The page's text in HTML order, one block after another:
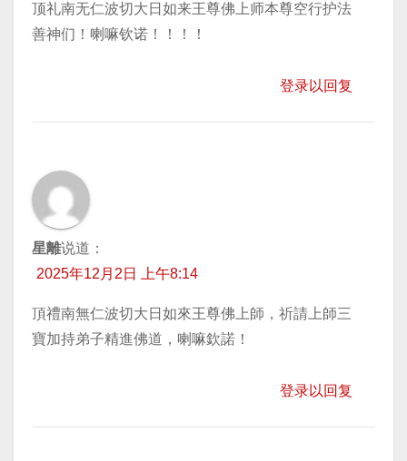
顶礼南无仁波切大日如来王尊佛上师本尊空行护法
善神们！喇嘛钦诺！！！！
登录以回复
星離说道：
2025年12月2日 上午8:14
頂禮南無仁波切大日如來王尊佛上師，祈請上師三
寶加持弟子精進佛道，喇嘛欽諾！
登录以回复